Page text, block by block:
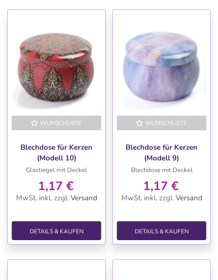
WUNSCHLISTE
Blechdose für Kerzen
(Modell 10)
Glastiegel mit Deckel
1,17 €
MwSt. inkl. zzgl. Versand
DETAILS & KAUFEN
WUNSCHLISTE
Blechdose für Kerzen
(Modell 9)
Blechdose mit Deckel
1,17 €
MwSt. inkl. zzgl. Versand
DETAILS & KAUFEN